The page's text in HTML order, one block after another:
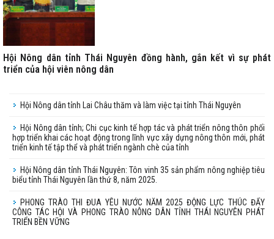
Hội Nông dân tỉnh Thái Nguyên đồng hành, gắn kết vì sự phát
triển của hội viên nông dân
Hội Nông dân tỉnh Lai Châu thăm và làm việc tại tỉnh Thái Nguyên
Hội Nông dân tỉnh; Chi cục kinh tế hợp tác và phát triển nông thôn phối
hợp triển khai các hoạt động trong lĩnh vực xây dựng nông thôn mới, phát
triển kinh tế tập thể và phát triển ngành chè của tỉnh
Hội Nông dân tỉnh Thái Nguyên: Tôn vinh 35 sản phẩm nông nghiệp tiêu
biểu tỉnh Thái Nguyên lần thứ 8, năm 2025.
PHONG TRÀO THI ĐUA YÊU NƯỚC NĂM 2025 ĐỘNG LỰC THÚC ĐẨY
CÔNG TÁC HỘI VÀ PHONG TRÀO NÔNG DÂN TỈNH THÁI NGUYÊN PHÁT
TRIỂN BỀN VỮNG